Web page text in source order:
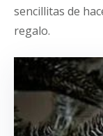
sencillitas de
regalo.